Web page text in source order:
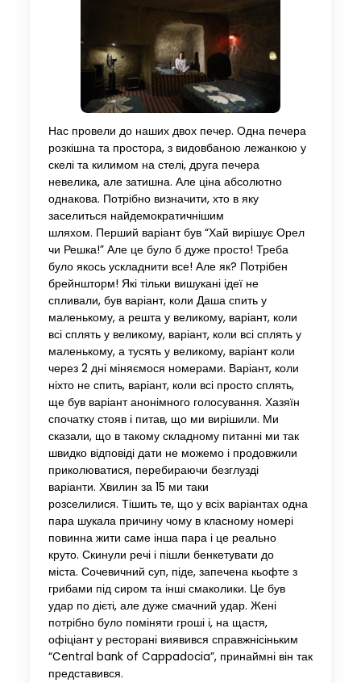
Нас провели до наших двох печер. Одна печера
розкішна та простора, з видовбаною лежанкою у
скелі та килимом на стелі, друга печера
невелика, але затишна. Але ціна абсолютно
однакова. Потрібно визначити, хто в яку
заселиться найдемократичнішим
шляхом. Перший варіант був “Хай вирішує Орел
чи Решка!” Але це було б дуже просто! Треба
було якось ускладнити все! Але як? Потрібен
брейншторм! Які тільки вишукані ідеї не
спливали, був варіант, коли Даша спить у
маленькому, а решта у великому, варіант, коли
всі сплять у великому, варіант, коли всі сплять у
маленькому, а тусять у великому, варіант коли
через 2 дні міняємося номерами. Варіант, коли
ніхто не спить, варіант, коли всі просто сплять,
ще був варіант анонімного голосування. Хазяїн
спочатку стояв і питав, що ми вирішили. Ми
сказали, що в такому складному питанні ми так
швидко відповіді дати не можемо і продовжили
приколюватися, перебираючи безглузді
варіанти. Хвилин за 15 ми таки
розселилися. Тішить те, що у всіх варіантах одна
пара шукала причину чому в класному номері
повинна жити саме інша пара і це реально
круто. Скинули речі і пішли бенкетувати до
міста. Сочевичний суп, піде, запечена кьофте з
грибами під сиром та інші смаколики. Це був
удар по дієті, але дуже смачний удар. Жені
потрібно було поміняти гроші і, на щастя,
офіціант у ресторані виявився справжнісіньким
“Central bank of Cappadocia”, принаймні він так
представився.